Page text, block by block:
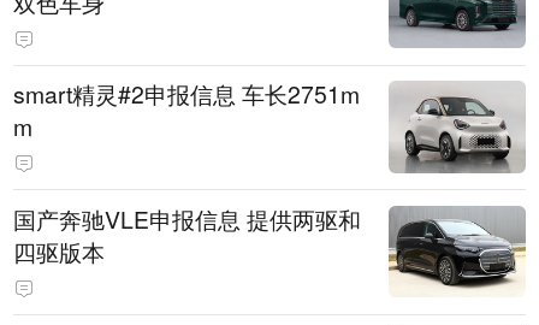
smart精灵#2申报信息 车长2751m
m
国产奔驰VLE申报信息 提供两驱和
四驱版本